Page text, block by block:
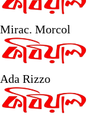
Mirac. Morcol
Ada Rizzo